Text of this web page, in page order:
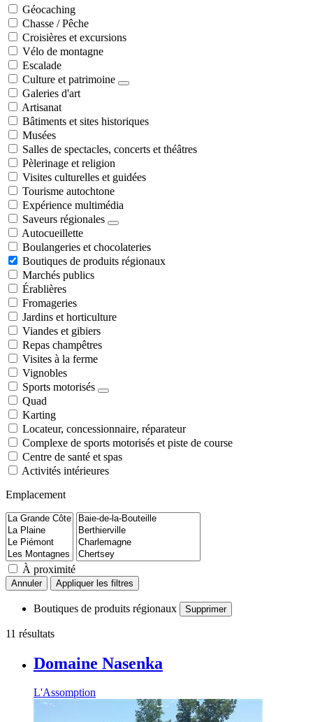
Géocaching
Chasse / Pêche
Croisières et excursions
Vélo de montagne
Escalade
Culture et patrimoine
Galeries d'art
Artisanat
Bâtiments et sites historiques
Musées
Salles de spectacles, concerts et théâtres
Pèlerinage et religion
Visites culturelles et guidées
Tourisme autochtone
Expérience multimédia
Saveurs régionales
Autocueillette
Boulangeries et chocolateries
Boutiques de produits régionaux
Marchés publics
Érablières
Fromageries
Jardins et horticulture
Viandes et gibiers
Repas champêtres
Visites à la ferme
Vignobles
Sports motorisés
Quad
Karting
Locateur, concessionnaire, réparateur
Complexe de sports motorisés et piste de course
Centre de santé et spas
Activités intérieures
Emplacement
À proximité
Annuler Appliquer les filtres
Boutiques de produits régionaux Supprimer
11 résultats
Domaine Nasenka
L'Assomption